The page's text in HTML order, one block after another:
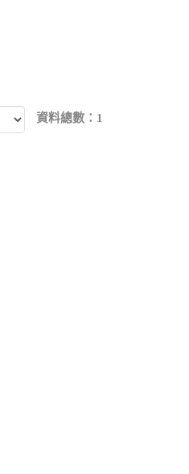
資料總數：1